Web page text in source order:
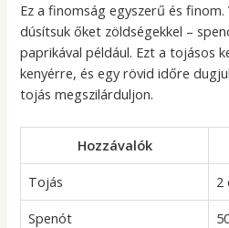
Ez a finomság egyszerű és
dúsítsuk őket zöldségekkel –
paprikával például. Ezt a tojásos
kenyérre, és egy rövid időre
tojás megszilárduljon.
Hozzávalók
Tojás
2
Spenót